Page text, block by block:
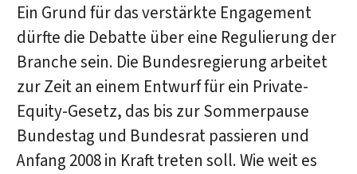
Ein Grund für das verstärkte Engagement
dürfte die Debatte über eine Regulierung der
Branche sein. Die Bundesregierung arbeitet
zur Zeit an einem Entwurf für ein Private-
Equity-Gesetz, das bis zur Sommerpause
Bundestag und Bundesrat passieren und
Anfang 2008 in Kraft treten soll. Wie weit es